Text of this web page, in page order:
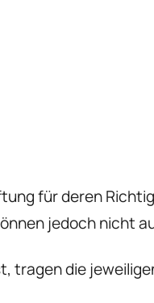
für deren
jedoch nicht
tragen die